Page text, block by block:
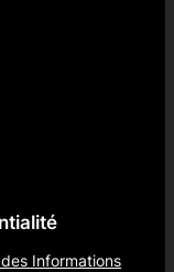
Informations